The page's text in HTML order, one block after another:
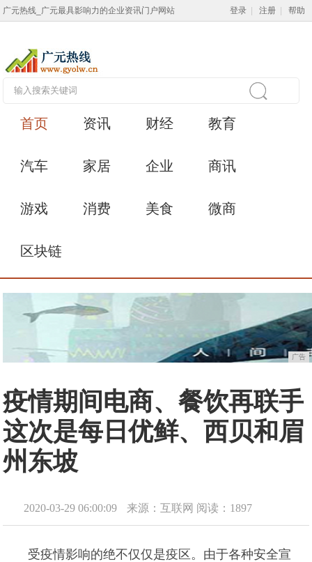
广元热线_广元最具影响力的企业资讯门户网站 登录 注册 帮助
首页 资讯 财经 教育
汽车 家居 企业 商讯
游戏 消费 美食 微商
区块链
广告
疫情期间电商、餐饮再联手
这次是每日优鲜、西贝和眉
州东坡
2020-03-29 06:00:09 来源：互联网 阅读：1897
受疫情影响的绝不仅仅是疫区。由于各种安全宣